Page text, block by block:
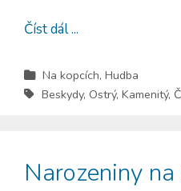
Číst dál ...
Na kopcích, Hudba
Beskydy, Ostrý, Kamenitý,
Narozeniny